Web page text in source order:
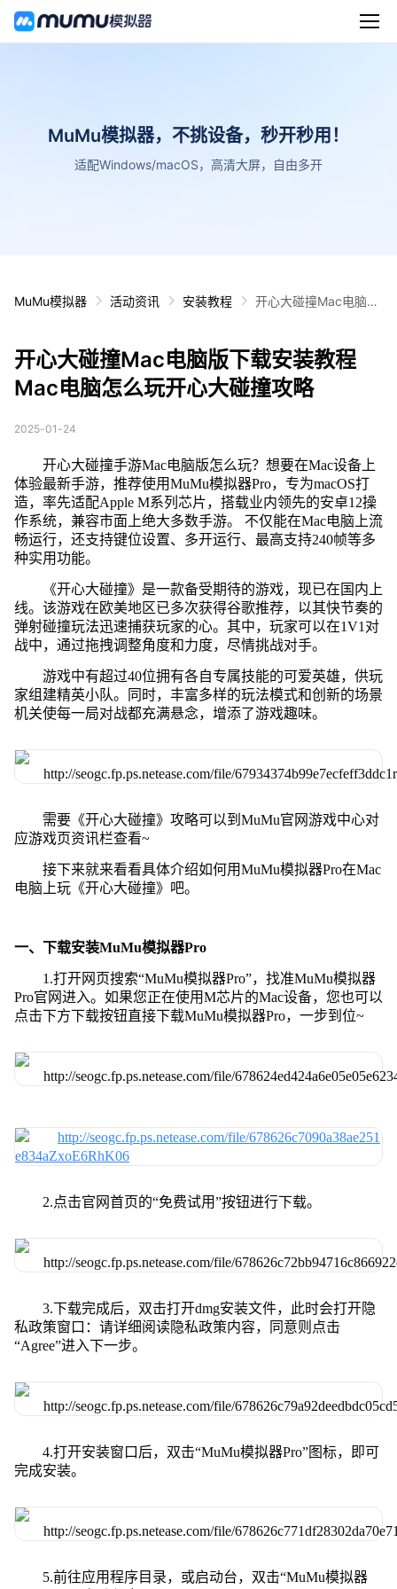
MuMu模拟器，不挑设备，秒开秒用！
适配Windows/macOS，高清大屏，自由多开
MuMu模拟器 活动资讯 安装教程
开心大碰撞Mac电脑版
开心大碰撞Mac电脑版下载安装教程
Mac电脑怎么玩开心大碰撞攻略
2025-01-24
开心大碰撞手游Mac电脑版怎么玩？想要在Mac设备上
体验最新手游，推荐使用MuMu模拟器Pro，专为macOS打
造，率先适配Apple M系列芯片，搭载业内领先的安卓12操
作系统，兼容市面上绝大多数手游。 不仅能在Mac电脑上流
畅运行，还支持键位设置、多开运行、最高支持240帧等多
种实用功能。
《开心大碰撞》是一款备受期待的游戏，现已在国内上
线。该游戏在欧美地区已多次获得谷歌推荐，以其快节奏的
弹射碰撞玩法迅速捕获玩家的心。其中，玩家可以在1V1对
战中，通过拖拽调整角度和力度，尽情挑战对手。
游戏中有超过40位拥有各自专属技能的可爱英雄，供玩
家组建精英小队。同时，丰富多样的玩法模式和创新的场景
机关使每一局对战都充满悬念，增添了游戏趣味。
需要《开心大碰撞》攻略可以到MuMu官网游戏中心对
应游戏页资讯栏查看~
接下来就来看看具体介绍如何用MuMu模拟器Pro在Mac
电脑上玩《开心大碰撞》吧。
一、下载安装MuMu模拟器Pro
1.打开网页搜索“MuMu模拟器Pro”，找准MuMu模拟器
Pro官网进入。如果您正在使用M芯片的Mac设备，您也可以
点击下方下载按钮直接下载MuMu模拟器Pro，一步到位~
2.点击官网首页的“免费试用”按钮进行下载。
3.下载完成后，双击打开dmg安装文件，此时会打开隐
私政策窗口：请详细阅读隐私政策内容，同意则点击
“Agree”进入下一步。
4.打开安装窗口后，双击“MuMu模拟器Pro”图标，即可
完成安装。
5.前往应用程序目录，或启动台，双击“MuMu模拟器